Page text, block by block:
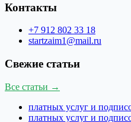
Контакты
+7 912 802 33 18
startzaim1@mail.ru
Свежие статьи
Все статьи →
платных услуг и
платных услуг и